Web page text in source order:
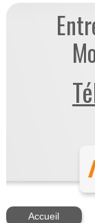
Accueil